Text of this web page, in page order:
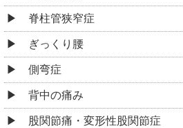
脊柱管狭窄症
ぎっくり腰
側弯症
背中の痛み
股関節痛・変形性股関節症